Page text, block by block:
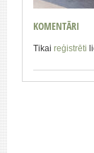
KOMENTĀRI
Tikai reģistrēti